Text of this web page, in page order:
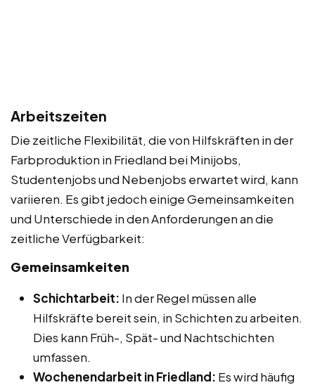
Arbeitszeiten
Die zeitliche Flexibilität, die von Hilfskräften in der
Farbproduktion in Friedland bei Minijobs,
Studentenjobs und Nebenjobs erwartet wird, kann
variieren. Es gibt jedoch einige Gemeinsamkeiten
und Unterschiede in den Anforderungen an die
zeitliche Verfügbarkeit:
Gemeinsamkeiten
Schichtarbeit: In der Regel müssen alle
Hilfskräfte bereit sein, in Schichten zu arbeiten.
Dies kann Früh-, Spät- und Nachtschichten
umfassen.
Wochenendarbeit in Friedland: Es wird häufig